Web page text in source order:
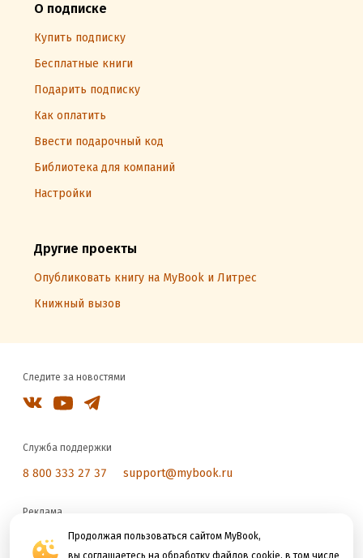
Продолжая пользоваться сайтом MyBook,
вы соглашаетесь на обработку файлов cookie, в том числе
О подписке
Купить подписку
Бесплатные книги
Подарить подписку
Как оплатить
Ввести подарочный код
Библиотека для компаний
Настройки
Другие проекты
Опубликовать книгу на MyBook и Литрес
Книжный вызов
Следите за новостями
Служба поддержки
8 800 333 27 37 support@mybook.ru
Реклама
reklama@litres.ru